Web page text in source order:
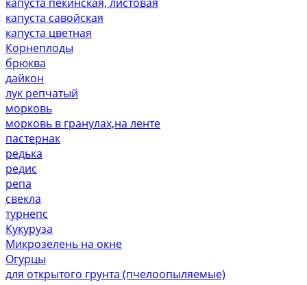
капуста савойская
капуста цветная
Корнеплоды
брюква
дайкон
лук репчатый
морковь
морковь в гранулах,на ленте
пастернак
редька
редис
репа
свекла
турнепс
Кукуруза
Микрозелень на окне
Огурцы
для открытого грунта (пчелоопыляемые)